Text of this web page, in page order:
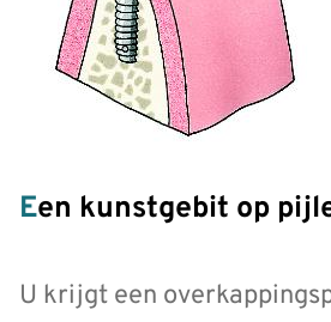
Een kunstgebit op
U krijgt een